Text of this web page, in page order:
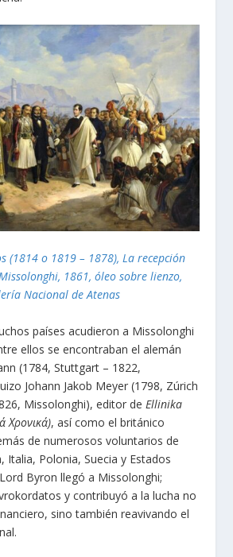
(1814 o 1819 – 1878), La recepción
1861, óleo sobre lienzo,
Nacional de Atenas
países acudieron a Missolonghi
ellos se encontraban el alemán
(1784, Stuttgart – 1822,
Johann Jakob Meyer (1798, Zúrich
Missolonghi), editor deEllinika
Χρονικά), así como el británico
de numerosos voluntarios de
Italia, Polonia, Suecia y Estados
Byron llegó a Missolonghi;
y contribuyó a la lucha no
sino también reavivando el